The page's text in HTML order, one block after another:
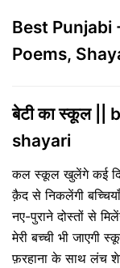
Best Punjabi
Poems,
बेटी का स्कूल ||
shayari
कल स्कूल खुलेंगे कई
क़ैद से निकलेंगी बच्चियाँ
नए-पुराने दोस्तों से
मेरी बच्ची भी जाएगी
फ़रहाना के साथ लंच